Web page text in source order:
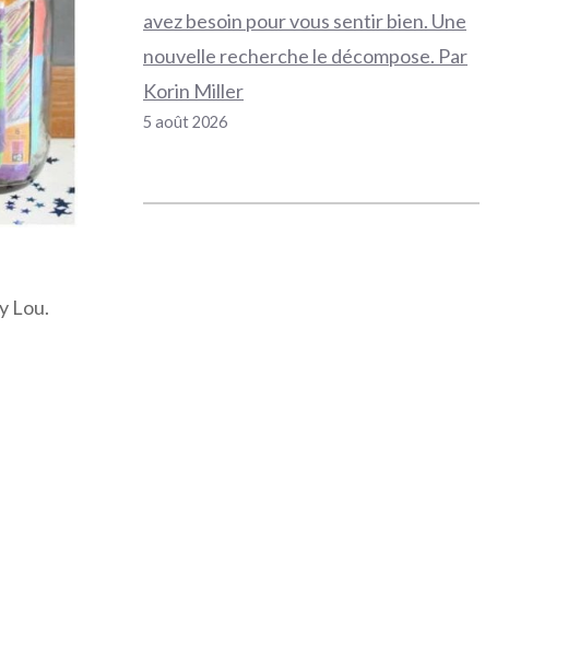
Lou.
avez besoin pour vous sentir bien. Une
nouvelle recherche le décompose. Par
Korin Miller
5 août 2026